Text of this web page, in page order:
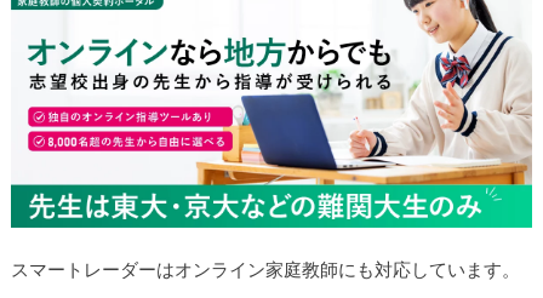
スマートレーダーはオンライン家庭教師にも対応しています。